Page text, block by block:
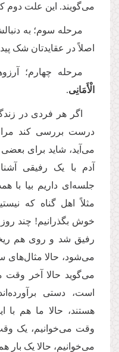
می‌گویند. این علت دوم
مرحله سوم؛ به
اصلاً در عقایدتان شک
مرحله چهارم؛
الْأَمَانِی.
اگر هر فردی در
درست بررسی کند
می‌آید، شاید برای
آدم با یک رفیقی
جلسه‌ای داریم بیا با
مثلاً اهل گناه که
خوش بگذرانیم! چند
رفیق شد و روی هم
می‌شود، حالا مثال‌های
می‌گوید حالا آخر وقت
است، دستی
هستند، حالا ما هم با
وقت می‌خوانیم، یک
می‌خوانیم، حالا یک بار